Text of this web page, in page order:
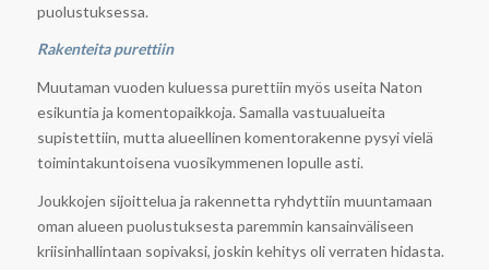
puolustuksessa.
Rakenteita purettiin
Muutaman vuoden kuluessa purettiin myös useita Naton
esikuntia ja komentopaikkoja. Samalla vastuualueita
supistettiin, mutta alueellinen komentorakenne pysyi vielä
toimintakuntoisena vuosikymmenen lopulle asti.
Joukkojen sijoittelua ja rakennetta ryhdyttiin muuntamaan
oman alueen puolustuksesta paremmin kansainväliseen
kriisinhallintaan sopivaksi, joskin kehitys oli verraten hidasta.